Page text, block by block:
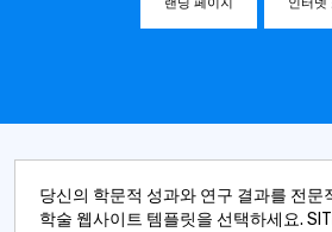
당신의 학문적 성과와 연구 결과를 전문
학술 웹사이트 템플릿을 선택하세요.